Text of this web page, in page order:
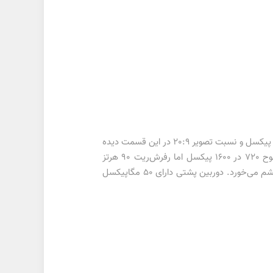
در اندازه 6.6 اینچی تعبیه شده است. این نمایشگر با رزلوشن 1080 در 2408 پیکسل و نسبت تصویر 20:9 در این قسمت دیده
مجهز به نمایشگر 6.5 اینچی است که دارای وضوح 720 در 1600 پیکسل اما رفرش‌ریت 90 هرتز
می‌باشد. علاوه‌بر این در جلو این گوشی یک دوربین سلفی 8 مگاپیکسلی (به جای دوربین 5 مگاپیکسلی نسل های قبلی) به چشم می‌خورد. دوربین پشتی دارای 50 مگاپیکسل